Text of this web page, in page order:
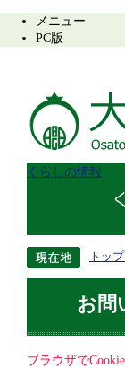
メニュー
PC版
くらしの情報
トッ
お問
ブラウザで